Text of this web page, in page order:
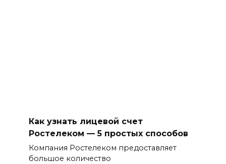
Как узнать лицевой счет
Ростелеком — 5 простых способов
Компания Ростелеком предоставляет
большое количество